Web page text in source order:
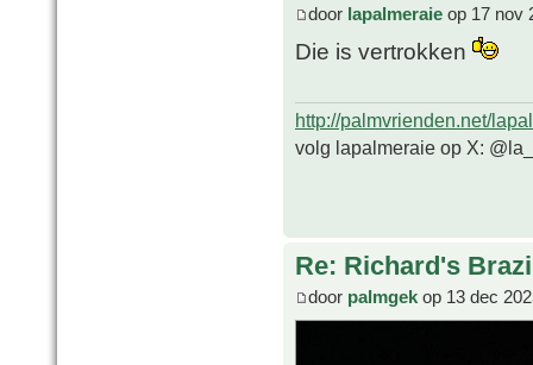
door lapalmeraie op 17 nov
Die is vertrokken
http://palmvrienden.net/
volg lapalmeraie op X:
Re: Richard's
door palmgek op 13 dec